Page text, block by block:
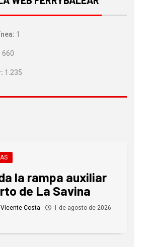
1
660
1.235
la rampa auxiliar
de La Savina
Vicente Costa
1 de agosto de 2026